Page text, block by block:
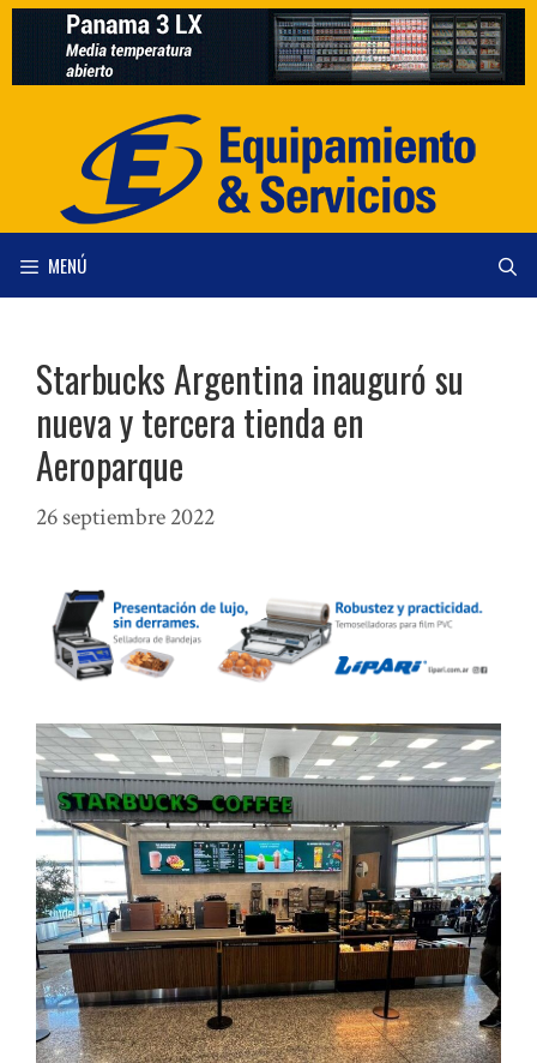
Saltar
contenido
MENÚ
Starbucks Argentina inauguró su
nueva y tercera tienda en
Aeroparque
26 septiembre 2022